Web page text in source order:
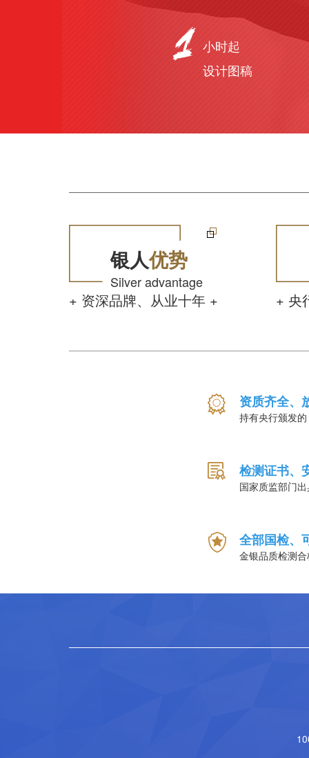
小时起
设计图稿
银人优势
Silver advantage
+ 资深品牌、从业十年 + + 央
资质齐全、
持有央行颁发
检测证书、
国家质监部门
全部国检、
金银品质检测